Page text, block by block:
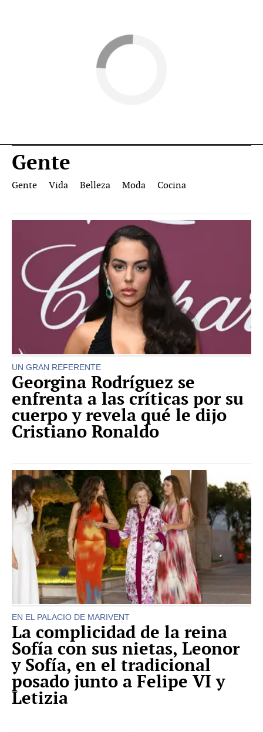
Gente
Gente Vida Belleza Moda Cocina
UN GRAN REFERENTE
Georgina Rodríguez se
enfrenta a las críticas por su
cuerpo y revela qué le dijo
Cristiano Ronaldo
EN EL PALACIO DE MARIVENT
La complicidad de la reina
Sofía con sus nietas, Leonor
y Sofía, en el tradicional
posado junto a Felipe VI y
Letizia